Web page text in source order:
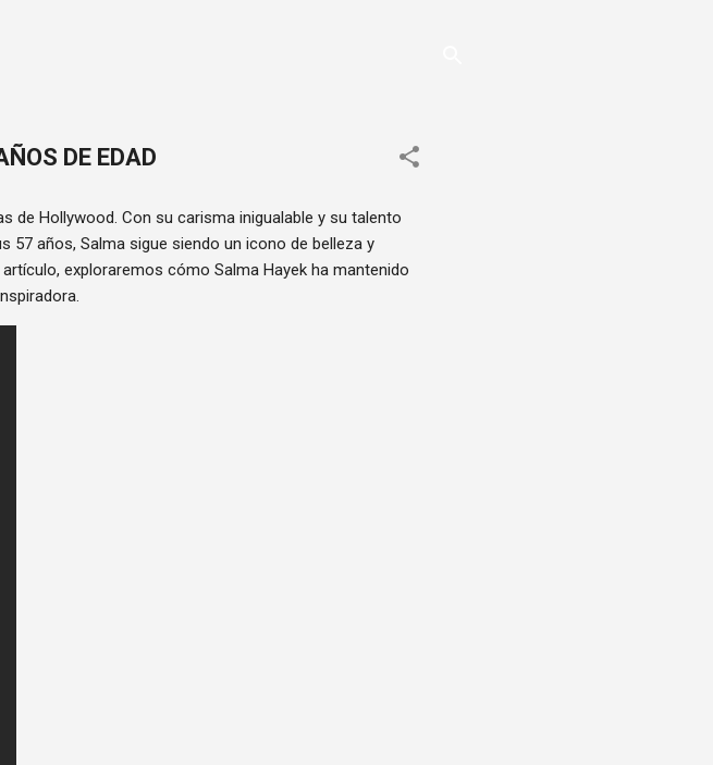
DE EDAD
de Hollywood. Con su carisma inigualable y su talento
años, Salma sigue siendo un icono de belleza y
exploraremos cómo Salma Hayek ha mantenido